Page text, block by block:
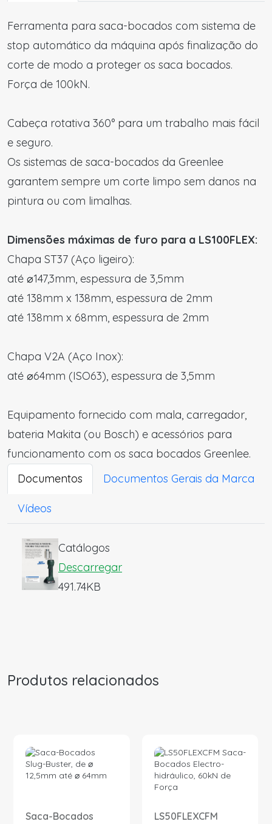
Ferramenta para saca-bocados com sistema de
stop automático da máquina após finalização do
corte de modo a proteger os saca bocados.
Força de 100kN.
Cabeça rotativa 360° para um trabalho mais fácil
e seguro.
Os sistemas de saca-bocados da Greenlee
garantem sempre um corte limpo sem danos na
pintura ou com limalhas.
Dimensões máximas de furo para a LS100FLEX:
Chapa ST37 (Aço ligeiro):
até ⌀147,3mm, espessura de 3,5mm
até 138mm x 138mm, espessura de 2mm
até 138mm x 68mm, espessura de 2mm
Chapa V2A (Aço Inox):
até ⌀64mm (ISO63), espessura de 3,5mm
Equipamento fornecido com mala, carregador,
bateria Makita (ou Bosch) e acessórios para
funcionamento com os saca bocados Greenlee.
Documentos
Documentos Gerais da Marca
Vídeos
Catálogos
Descarregar
491.74KB
Produtos relacionados
Saca-Bocados
LS50FLEXCFM